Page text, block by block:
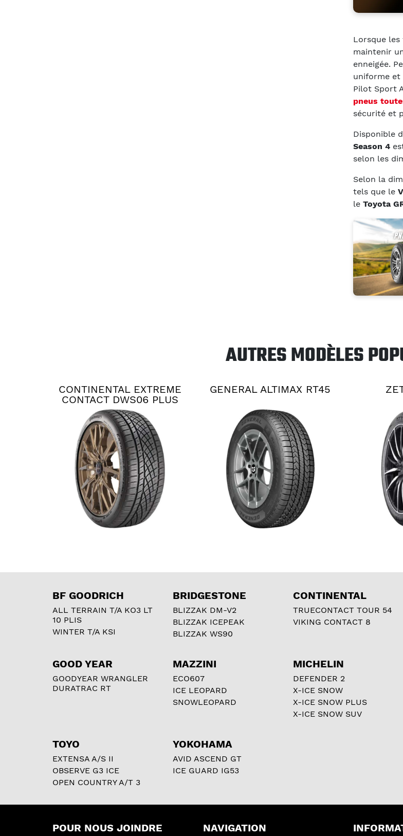
Lorsque les
maintenir
enneigée.
uniforme et
Pilot Sport
pneus
sécurité et
Disponible
Season 4
selon les
Selon la
tels que le
le Toyota
AUTRES MODÈLES
CONTINENTAL EXTREME
CONTACT DWS06 PLUS
GENERAL ALTIMAX RT45
BF GOODRICH
ALL TERRAIN T/A KO3 LT
10 PLIS
WINTER T/A KSI
BRIDGESTONE
BLIZZAK DM-V2
BLIZZAK ICEPEAK
BLIZZAK WS90
CONTINENTAL
TRUECONTACT TOUR 54
VIKING CONTACT 8
GOOD YEAR
GOODYEAR WRANGLER
DURATRAC RT
MAZZINI
ECO607
ICE LEOPARD
SNOWLEOPARD
MICHELIN
DEFENDER 2
X-ICE SNOW
X-ICE SNOW PLUS
X-ICE SNOW SUV
TOYO
EXTENSA A/S II
OBSERVE G3 ICE
OPEN COUNTRY A/T 3
YOKOHAMA
AVID ASCEND GT
ICE GUARD IG53
POUR NOUS JOINDRE NAVIGATION